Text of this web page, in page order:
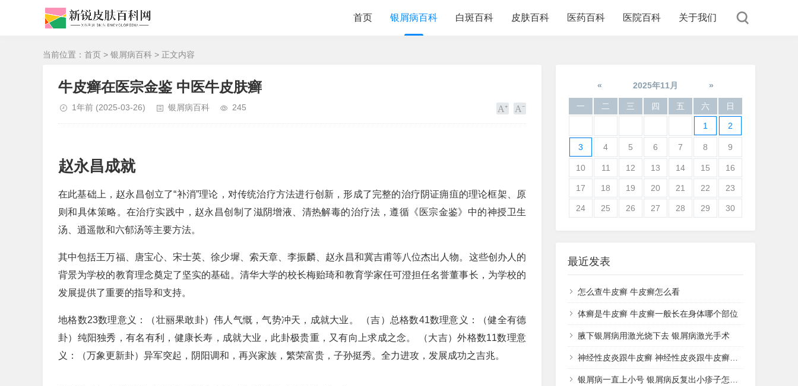
首页 银屑病百科 白斑百科 皮肤百科 医药百科 医院百科 关于我们
当前位置： 首页 > 银屑病百科 > 正文内容
牛皮癣在医宗金鉴 中医牛皮肤癣
1年前 (2025-03-26) 银屑病百科 245
赵永昌成就
在此基础上，赵永昌创立了“补消”理论，对传统治疗方法进行创新，形成了完整的治疗阴证痈疽的理论框架、原
则和具体策略。在治疗实践中，赵永昌创制了滋阴增液、清热解毒的治疗法，遵循《医宗金鉴》中的神授卫生
汤、逍遥散和六郁汤等主要方法。
其中包括王万福、唐宝心、宋士英、徐少墀、索天章、李振麟、赵永昌和冀吉甫等八位杰出人物。这些创办人的
背景为学校的教育理念奠定了坚实的基础。清华大学的校长梅贻琦和教育学家任可澄担任名誉董事长，为学校的
发展提供了重要的指导和支持。
地格数23数理意义：（壮丽果敢卦）伟人气慨，气势冲天，成就大业。 （吉）总格数41数理意义：（健全有德
卦）纯阳独秀，有名有利，健康长寿，成就大业，此卦极贵重，又有向上求成之念。 （大吉）外格数11数理意
义：（万象更新卦）异军突起，阴阳调和，再兴家族，繁荣富贵，子孙挺秀。全力进攻，发展成功之吉兆。
« 2025年11月 »
一 二 三 四 五 六 日
1 2
3 4 5 6 7 8 9
10 11 12 13 14 15 16
17 18 19 20 21 22 23
24 25 26 27 28 29 30
最近发表
怎么查牛皮癣 牛皮癣怎么看
体癣是牛皮癣 牛皮癣一般长在身体哪个部位
腋下银屑病用激光烧下去 银屑病激光手术
神经性皮炎跟牛皮癣 神经性皮炎跟牛皮癣哪个好治
银屑病一直上小号 银屑病反复出小疹子怎么办好